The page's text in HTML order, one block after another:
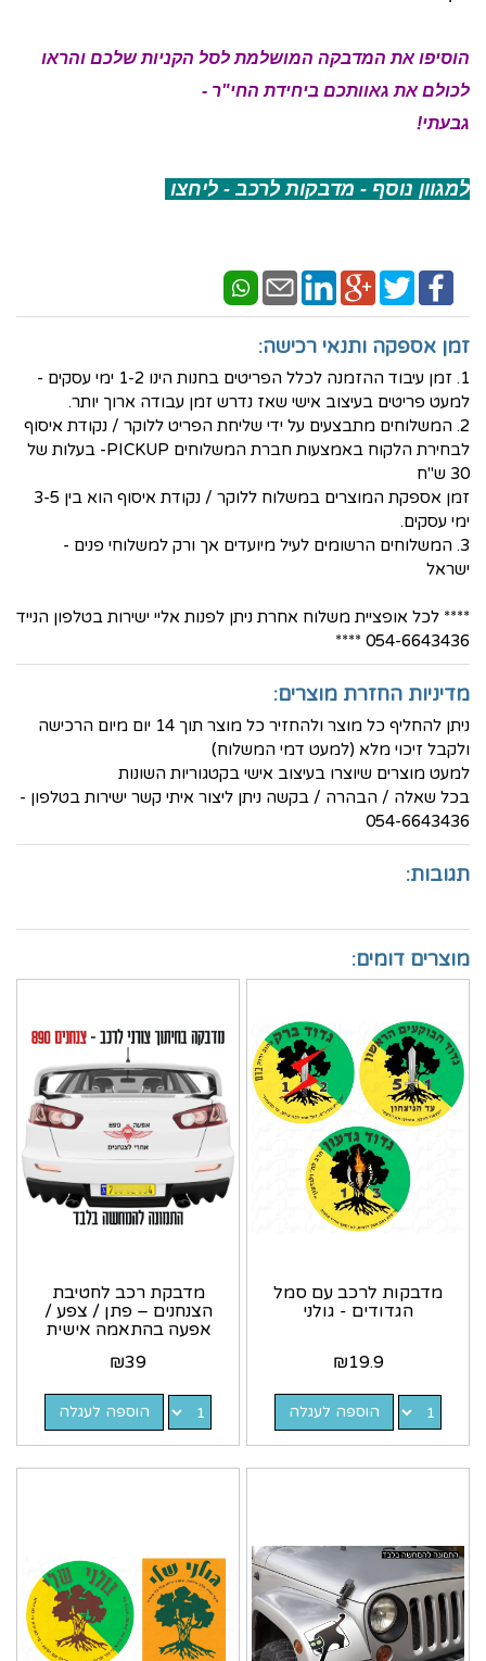
הוסיפו את המדבקה המושלמת לסל הקניות שלכם והראו
לכולם את גאוותכם ביחידת החי"ר -
גבעתי!
למגוון נוסף - מדבקות לרכב - ליחצו
זמן אספקה ותנאי רכישה:
1. זמן עיבוד ההזמנה לכלל הפריטים בחנות הינו 1-2 ימי עסקים -
למעט פריטים בעיצוב אישי שאז נדרש זמן עבודה ארוך יותר.
2. המשלוחים מתבצעים על ידי שליחת הפריט ללוקר / נקודת איסוף
לבחירת הלקוח באמצעות חברת המשלוחים PICKUP- בעלות של
30 ש"ח
זמן אספקת המוצרים במשלוח ללוקר / נקודת איסוף הוא בין 3-5
ימי עסקים.
3. המשלוחים הרשומים לעיל מיועדים אך ורק למשלוחי פנים -
ישראל
**** לכל אופציית משלוח אחרת ניתן לפנות אליי ישירות בטלפון הנייד
054-6643436 ****
מדיניות החזרת מוצרים:
ניתן להחליף כל מוצר ולהחזיר כל מוצר תוך 14 יום מיום הרכישה
ולקבל זיכוי מלא (למעט דמי המשלוח)
למעט מוצרים שיוצרו בעיצוב אישי בקטגוריות השונות
בכל שאלה / הבהרה / בקשה ניתן ליצור איתי קשר ישירות בטלפון -
054-6643436
תגובות:
מוצרים דומים:
מדבקות לרכב עם סמל
הגדודים - גולני
₪19.9
הוספה לעגלה
מדבקת רכב לחטיבת
הצנחנים – פתן / צפע /
אפעה בהתאמה אישית
₪39
הוספה לעגלה